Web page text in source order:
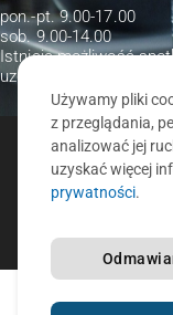
pon.-pt. 9.00-17.00
sob. 9.00-14.00
Istnieje możliwość
uzgodnieniu.
ROLEXIN.PL -
O nas
Używamy pliki
z przeglądania,
analizować jej
uzyskać więcej
prywatności.